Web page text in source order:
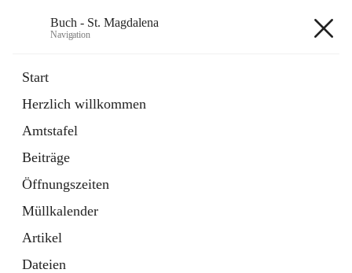
Buch - St. Magdalena
Navigation
Start
Herzlich willkommen
Amtstafel
Beiträge
Öffnungszeiten
Müllkalender
Artikel
Dateien
11 Schnellzugriffe
Bürgerservice
10 Schnellzugriffe